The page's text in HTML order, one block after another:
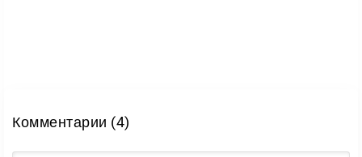
Комментарии (4)